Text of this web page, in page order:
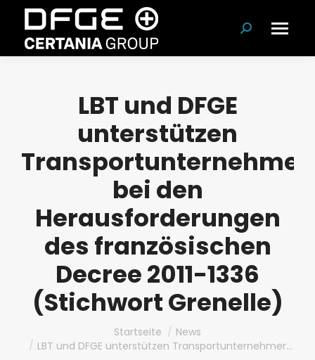
Suchen:
LBT und DFGE
unterstützen
Transportunternehmer
bei den
Herausforderungen
des französischen
Decree 2011-1336
(Stichwort Grenelle)
Startseite
News
LBT und DFGE unterstützen Transportunternehmer…